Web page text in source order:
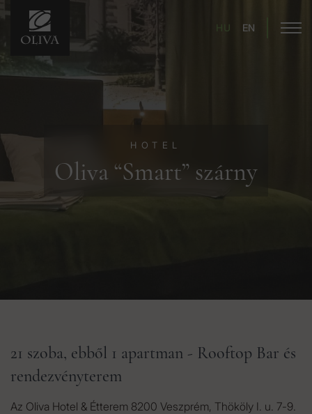
HU EN
HOTEL
Oliva “Smart” szárny
21 szoba, ebből 1 apartman - Rooftop Bar és
rendezvényterem
Az Oliva Hotel & Étterem 8200 Veszprém, Thököly I. u. 7-9.